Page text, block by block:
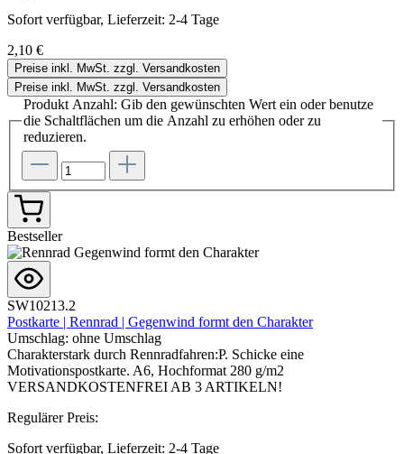
Sofort verfügbar, Lieferzeit: 2-4 Tage
2,10 €
Preise inkl. MwSt. zzgl. Versandkosten
Preise inkl. MwSt. zzgl. Versandkosten
Produkt Anzahl: Gib den gewünschten Wert ein oder benutze
die Schaltflächen um die Anzahl zu erhöhen oder zu
reduzieren.
Bestseller
SW10213.2
Postkarte | Rennrad | Gegenwind formt den Charakter
Umschlag: ohne Umschlag
Charakterstark durch Rennradfahren:P. Schicke eine
Motivationspostkarte. A6, Hochformat 280 g/m2
VERSANDKOSTENFREI AB 3 ARTIKELN!
Regulärer Preis:
Sofort verfügbar, Lieferzeit: 2-4 Tage